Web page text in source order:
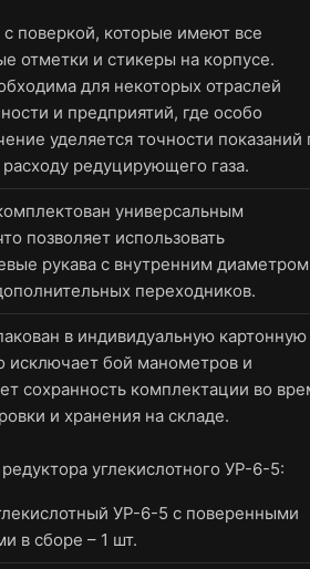
поверкой, которые имеют все
отметки и стикеры на корпусе.
для некоторых отраслей
и предприятий, где особо
уделяется точности показаний
редуцирующего газа.
универсальным
позволяет использовать
рукава с внутренним
переходников.
в индивидуальную картонную
исключает бой манометров и
сохранность комплектации во
и хранения на складе.
углекислотного УР-6-5:
УР-6-5 с поверенными
в сборе – 1 шт.